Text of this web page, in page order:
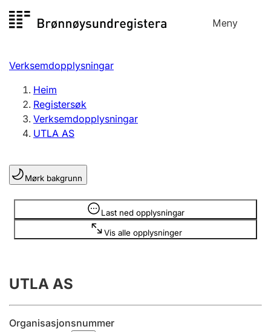
til
Meny
Registersøk
Aksjeselskap
Enkeltpersonføretak
Registrere, endre, slette
Lag og foreining
Registrere, endre, slette
Årsrekneskap
Innsending og forseinkingsgebyr
Verksemdopplysningar
Heim
Registersøk
Verksemdopplysningar
UTLA AS
Mørk bakgrunn
Last ned opplysningar
Vis alle opplysninger
Opplysninger er skjult
UTLA AS
Organisasjonsnummer